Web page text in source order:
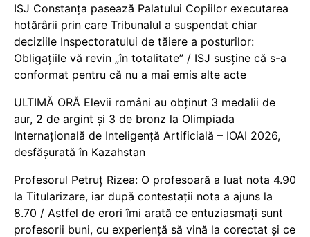
ISJ Constanța pasează Palatului Copiilor executarea
hotărârii prin care Tribunalul a suspendat chiar
deciziile Inspectoratului de tăiere a posturilor:
Obligațiile vă revin „în totalitate” / ISJ susține că s-a
conformat pentru că nu a mai emis alte acte
ULTIMĂ ORĂ Elevii români au obținut 3 medalii de
aur, 2 de argint și 3 de bronz la Olimpiada
Internațională de Inteligență Artificială – IOAI 2026,
desfășurată în Kazahstan
Profesorul Petruț Rizea: O profesoară a luat nota 4.90
la Titularizare, iar după contestații nota a ajuns la
8.70 / Astfel de erori îmi arată ce entuziasmați sunt
profesorii buni, cu experiență să vină la corectat și ce